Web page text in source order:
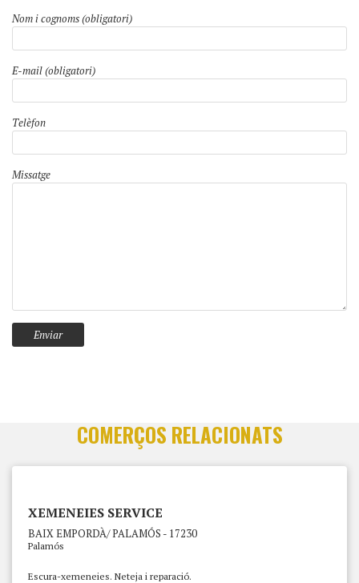
Nom i cognoms (obligatori)
E-mail (obligatori)
Telèfon
Missatge
COMERÇOS RELACIONATS
XEMENEIES SERVICE
BAIX EMPORDÀ/ PALAMÓS - 17230
Palamós
Escura-xemeneies. Neteja i reparació.